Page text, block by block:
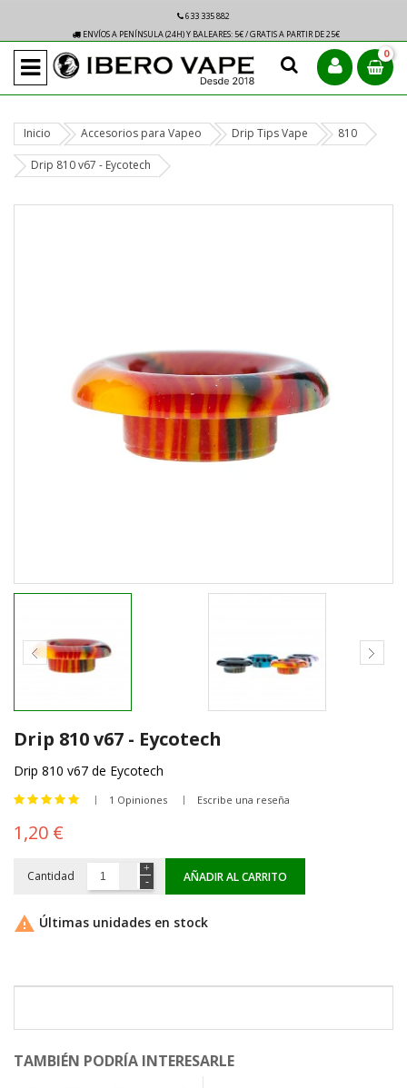
633 335 882
ENVÍOS A PENÍNSULA (24H) Y BALEARES: 5€ / GRATIS A PARTIR DE 25€
0
Inicio Accesorios para Vapeo Drip Tips Vape 810
Drip 810 v67 - Eycotech
Drip 810 v67 - Eycotech
Drip 810 v67 de Eycotech
1 Opiniones Escribe una reseña
1,20 €
Cantidad AÑADIR AL CARRITO
 Últimas unidades en stock
TAMBIÉN PODRÍA INTERESARLE